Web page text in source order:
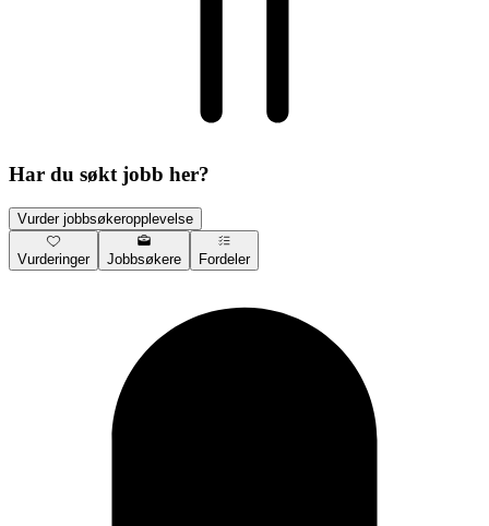
Har du søkt jobb her?
Vurder jobbsøkeropplevelse
Vurderinger Jobbsøkere Fordeler